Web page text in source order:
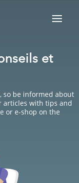
et
so be informed about
articles with tips and
or e-shop on the